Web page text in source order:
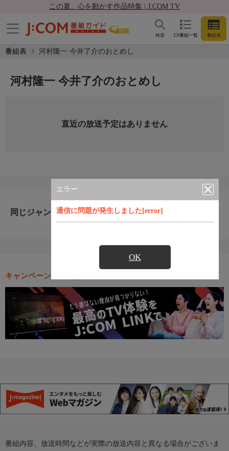
この夏、心を動かす作品特集 | J:COM TV
CS番組一覧 番組表
検索
番組表 河村隆一 今井了介のおとめし
エラー
通信に問題が発生しました[error]
OK
河村隆一 今井了介のおとめし
直近の放送予定はありません
同じジャンルのおすすめ番組
キャンペーン・お得な情報
番組内容、放送時間などが実際の放送内容と異なる場合がございま